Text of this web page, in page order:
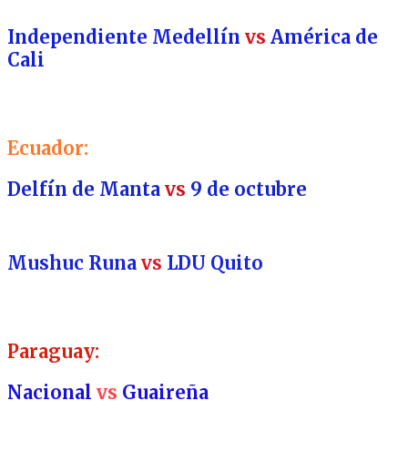
Independiente Medellín vs América de
Cali
Ecuador:
Delfín de Manta vs 9 de octubre
Mushuc Runa vs LDU Quito
Paraguay:
Nacional vs Guaireña